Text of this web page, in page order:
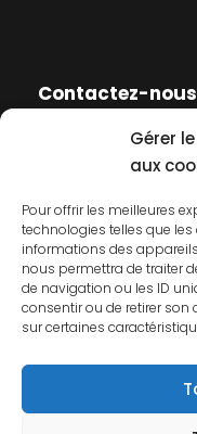
Gérer
aux
Pour offrir les meilleures
technologies telles que
informations des
nous permettra de traiter
de navigation ou les ID
consentir ou de retirer
sur certaines
Contactez-nous
Contactez-nous
Mentions légales
Politique de
Politique de